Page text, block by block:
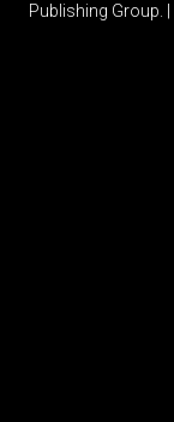
Publishing Group. |